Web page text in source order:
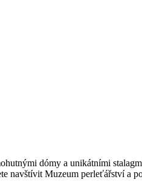
dómy a unikátními
navštívit Muzeum perleťářství a